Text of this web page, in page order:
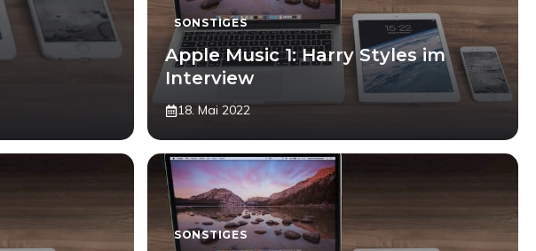
SONSTIGES
Apple Music 1: Harry Styles im
Interview
18. Mai 2022
SONSTIGES